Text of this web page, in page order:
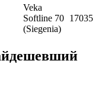
Veka
Softline 70
(Siegenia)
17035